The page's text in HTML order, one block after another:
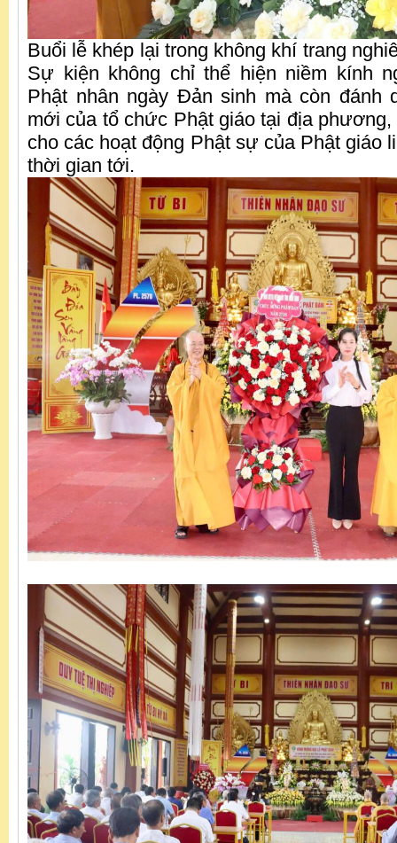
Buổi lễ khép lại trong không khí trang
Sự kiện không chỉ thể hiện niềm kính
Phật nhân ngày Đản sinh mà còn đánh
mới của tổ chức Phật giáo tại địa
cho các hoạt động Phật sự của Phật giáo
thời gian tới.